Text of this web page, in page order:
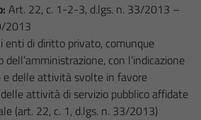
Art. 22, c. 1-2-3, d.lgs. n. 33/2013 –
2013
enti di diritto privato, comunque
con l’indicazione
delle attività svolte in favore
attività di servizio pubblico affidate
(art. 22, c. 1, d.lgs. n. 33/2013)